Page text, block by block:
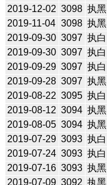
2019-12-02 3098 执黑
2019-11-04 3098 执黑
2019-09-30 3097 执白
2019-09-30 3097 执白
2019-09-29 3097 执白
2019-09-28 3097 执黑
2019-08-22 3095 执白
2019-08-12 3094 执黑
2019-08-05 3094 执黑
2019-07-29 3093 执白
2019-07-24 3093 执白
2019-07-16 3093 执黑
2019-07-09 3092 执黑